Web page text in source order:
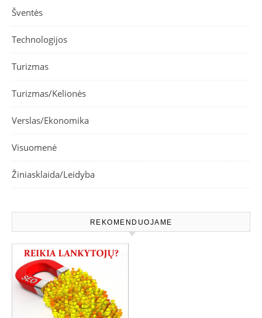
Šventės
Technologijos
Turizmas
Turizmas/Kelionės
Verslas/Ekonomika
Visuomenė
Žiniasklaida/Leidyba
REKOMENDUOJAME